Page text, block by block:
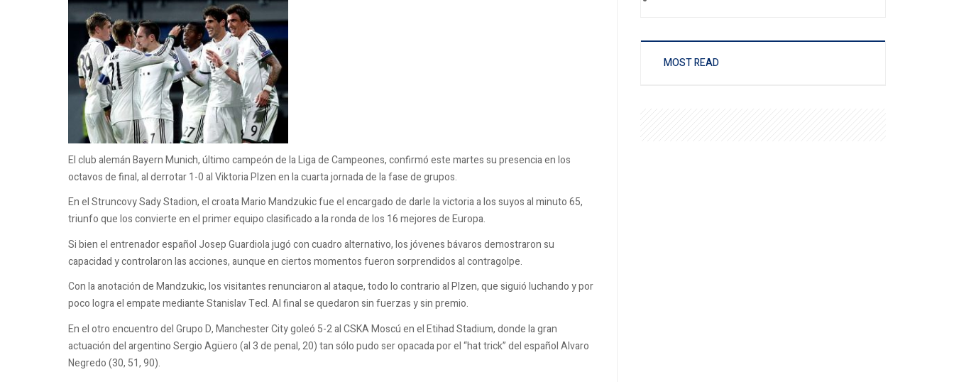
El club alemán Bayern Munich, último campeón de la Liga de Campeones, confirmó este martes su presencia en los
octavos de final, al derrotar 1-0 al Viktoria Plzen en la cuarta jornada de la fase de grupos.
En el Struncovy Sady Stadion, el croata Mario Mandzukic fue el encargado de darle la victoria a los suyos al minuto 65,
triunfo que los convierte en el primer equipo clasificado a la ronda de los 16 mejores de Europa.
Si bien el entrenador español Josep Guardiola jugó con cuadro alternativo, los jóvenes bávaros demostraron su
capacidad y controlaron las acciones, aunque en ciertos momentos fueron sorprendidos al contragolpe.
Con la anotación de Mandzukic, los visitantes renunciaron al ataque, todo lo contrario al Plzen, que siguió luchando y por
poco logra el empate mediante Stanislav Tecl. Al final se quedaron sin fuerzas y sin premio.
En el otro encuentro del Grupo D, Manchester City goleó 5-2 al CSKA Moscú en el Etihad Stadium, donde la gran
actuación del argentino Sergio Agüero (al 3 de penal, 20) tan sólo pudo ser opacada por el “hat trick” del español Alvaro
Negredo (30, 51, 90).
MOST READ